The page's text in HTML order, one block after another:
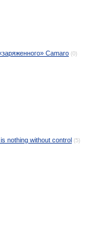
Camaro (0)
nothing without control (5)